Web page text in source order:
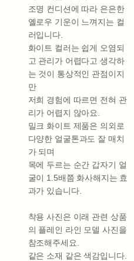
조명 컨디션에 따라 은은한
옐로우 기운이 느껴지는 컬
러입니다.
화이트 컬러는 쉽게 오염되
고 관리가 어렵다고 생각하
는 것이 통상적인 관점이지
만
저희 경험에 따르면 전혀 관
리가 어렵지 않아요.
밀크 화이트 제품은 의외로
다양한 얼굴톤과도 잘 매치
가 되며
목에 두르는 순간 갑자기 얼
굴이 1.5배쯤 화사해지는 효
과가 있습니다.
착용 사진은 이래 관련 상품
의 플레인 라인 모델 사진을
참조해주세요.
같은 소재 같은 색감입니다.